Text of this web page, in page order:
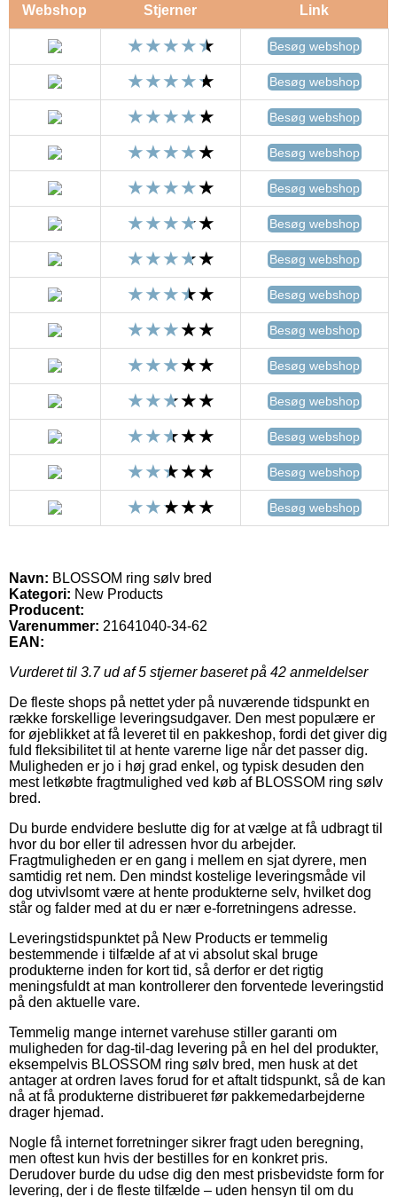
Webshop Stjerner Link
Besøg webshop
Besøg webshop
Besøg webshop
Besøg webshop
Besøg webshop
Besøg webshop
Besøg webshop
Besøg webshop
Besøg webshop
Besøg webshop
Besøg webshop
Besøg webshop
Besøg webshop
Besøg webshop
Navn: BLOSSOM ring sølv bred
Kategori: New Products
Producent:
Varenummer: 21641040-34-62
EAN:
Vurderet til 3.7ud af 5 stjerner baseret på 42 anmeldelser
De fleste shops på nettet yder på nuværende tidspunkt en
række forskellige leveringsudgaver. Den mest populære er
for øjeblikket at få leveret til en pakkeshop, fordi det giver dig
fuld fleksibilitet til at hente varerne lige når det passer dig.
Muligheden er jo i høj grad enkel, og typisk desuden den
mest letkøbte fragtmulighed ved køb af BLOSSOM ring sølv
bred.
Du burde endvidere beslutte dig for at vælge at få udbragt til
hvor du bor eller til adressen hvor du arbejder.
Fragtmuligheden er en gang i mellem en sjat dyrere, men
samtidig ret nem. Den mindst kostelige leveringsmåde vil
dog utvivlsomt være at hente produkterne selv, hvilket dog
står og falder med at du er nær e-forretningens adresse.
Leveringstidspunktet på New Products er temmelig
bestemmende i tilfælde af at vi absolut skal bruge
produkterne inden for kort tid, så derfor er det rigtig
meningsfuldt at man kontrollerer den forventede leveringstid
på den aktuelle vare.
Temmelig mange internet varehuse stiller garanti om
muligheden for dag-til-dag levering på en hel del produkter,
eksempelvis BLOSSOM ring sølv bred, men husk at det
antager at ordren laves forud for et aftalt tidspunkt, så de kan
nå at få produkterne distribueret før pakkemedarbejderne
drager hjemad.
Nogle få internet forretninger sikrer fragt uden beregning,
men oftest kun hvis der bestilles for en konkret pris.
Derudover burde du udse dig den mest prisbevidste form for
levering, der i de fleste tilfælde – uden hensyn til om du